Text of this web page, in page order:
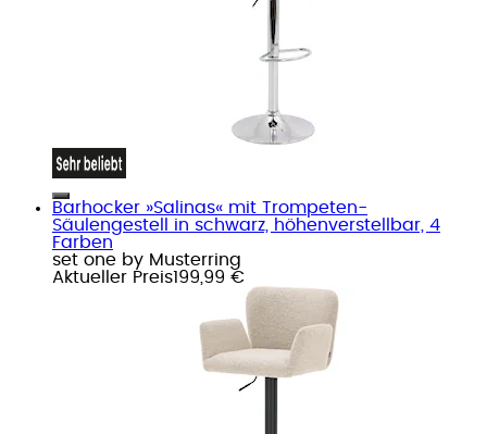
Barhocker »Salinas« mit Trompeten-
Säulengestell in schwarz, höhenverstellbar, 4
Farben
set one by Musterring
Aktueller Preis199,99 €